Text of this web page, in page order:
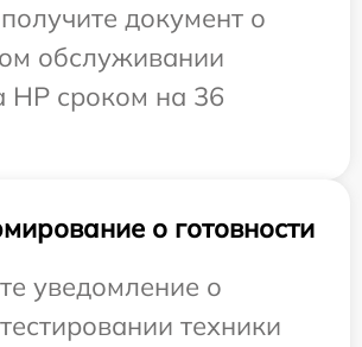
документ о
обслуживании
HP сроком на 36
о готовности
уведомление о
техники